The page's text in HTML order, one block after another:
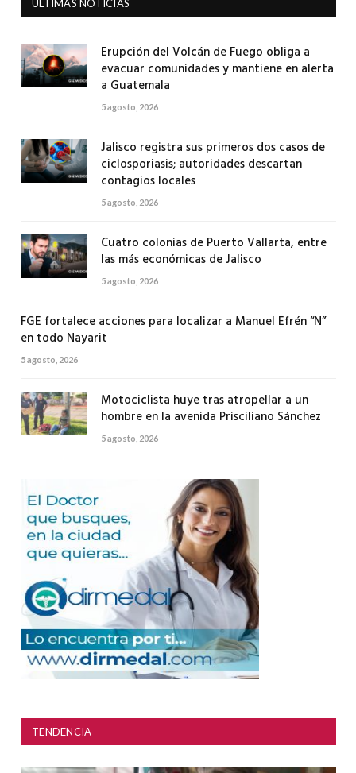
ULTIMAS NOTICIAS
Erupción del Volcán de Fuego obliga a
evacuar comunidades y mantiene en alerta
a Guatemala
5 agosto, 2026
Jalisco registra sus primeros dos casos de
ciclosporiasis; autoridades descartan
contagios locales
5 agosto, 2026
Cuatro colonias de Puerto Vallarta, entre
las más económicas de Jalisco
5 agosto, 2026
FGE fortalece acciones para localizar a Manuel Efrén “N”
en todo Nayarit
5 agosto, 2026
Motociclista huye tras atropellar a un
hombre en la avenida Prisciliano Sánchez
5 agosto, 2026
TENDENCIA